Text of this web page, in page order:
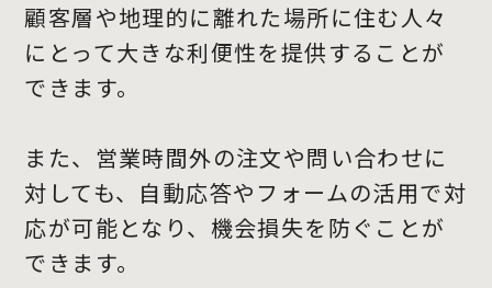
顧客層や地理的に離れた場所に住む人々
にとって大きな利便性を提供することが
できます。
また、営業時間外の注文や問い合わせに
対しても、自動応答やフォームの活用で対
応が可能となり、機会損失を防ぐことが
できます。